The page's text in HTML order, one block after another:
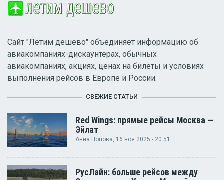
Сайт "Летим дешево" объединяет информацию об
авиакомпаниях-дискаунтерах, обычных
авиакомпаниях, акциях, ценах на билеты и условиях
выполнения рейсов в Европе и России.
СВЕЖИЕ СТАТЬИ
Red Wings: прямые рейсы Москва —
Эйлат
Анна Попова, 16 ноя 2025 - 20:51
РусЛайн: больше рейсов между